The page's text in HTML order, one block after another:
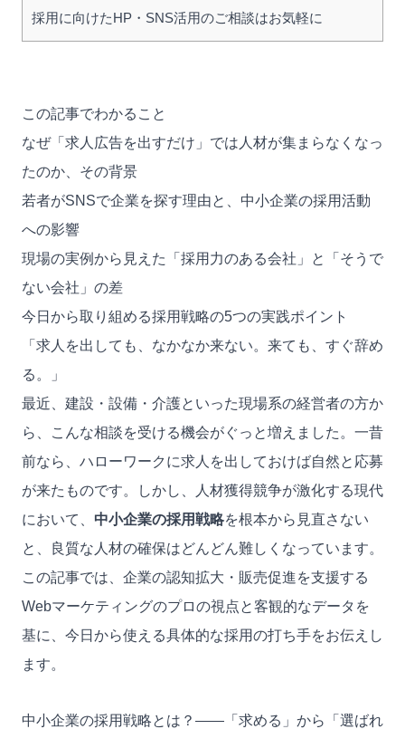
採用に向けたHP・SNS活用のご相談はお気軽に
この記事でわかること
なぜ「求人広告を出すだけ」では人材が集まらなくなっ
たのか、その背景
若者がSNSで企業を探す理由と、中小企業の採用活動
への影響
現場の実例から見えた「採用力のある会社」と「そうで
ない会社」の差
今日から取り組める採用戦略の5つの実践ポイント
「求人を出しても、なかなか来ない。来ても、すぐ辞め
る。」
最近、建設・設備・介護といった現場系の経営者の方か
ら、こんな相談を受ける機会がぐっと増えました。一昔
前なら、ハローワークに求人を出しておけば自然と応募
が来たものです。しかし、人材獲得競争が激化する現代
において、 中小企業の採用戦略を根本から見直さない
と、良質な人材の確保はどんどん難しくなっています。
この記事では、企業の認知拡大・販売促進を支援する
Webマーケティングのプロの視点と客観的なデータを
基に、今日から使える具体的な採用の打ち手をお伝えし
ます。
中小企業の採用戦略とは？——「求める」から「選ばれ